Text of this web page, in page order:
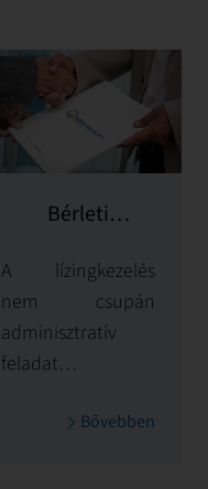
Bérleti
kezelése és
adminisztratív
szolgáltatások
A lízingkezelés
nem csupán
adminisztratív
feladat –
funkció, amely
Bővebben